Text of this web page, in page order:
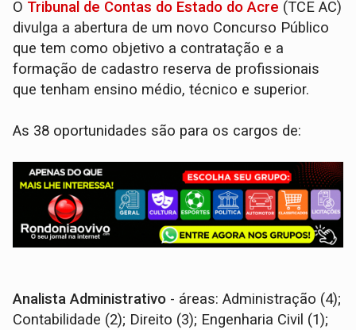
O Tribunal de Contas do Estado do Acre (TCE AC)
divulga a abertura de um novo Concurso Público
que tem como objetivo a contratação e a
formação de cadastro reserva de profissionais
que tenham ensino médio, técnico e superior.
As 38 oportunidades são para os cargos de:
Analista Administrativo - áreas: Administração (4);
Contabilidade (2); Direito (3); Engenharia Civil (1);